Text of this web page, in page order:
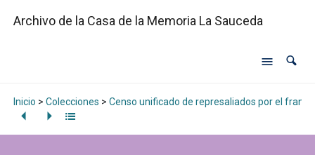
Archivo de la Casa de la Memoria La Sauceda
Inicio > Colecciones > Censo unificado de represaliados por el